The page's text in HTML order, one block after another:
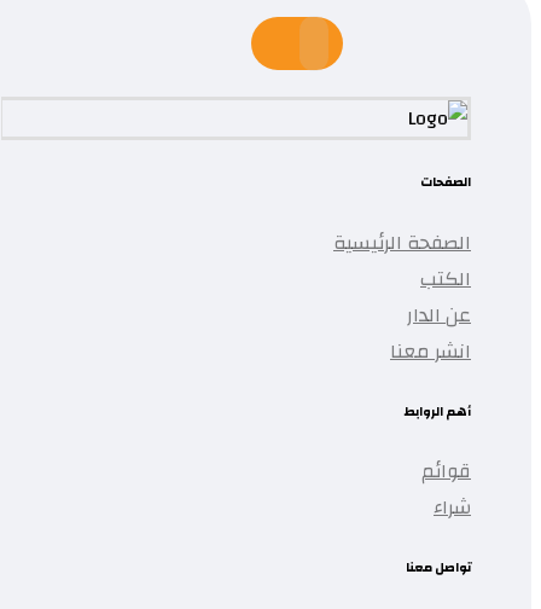
الصفحات
الصفحة الرئيسية
الكتب
عن الدار
انشر معنا
أهم الروابط
قوائم
شراء
تواصل معنا